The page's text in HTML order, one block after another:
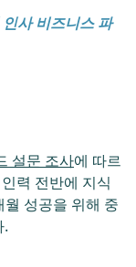
사 비즈니스 파
설문 조사에 따르
력 전반에 지식
성공을 위해 중
.